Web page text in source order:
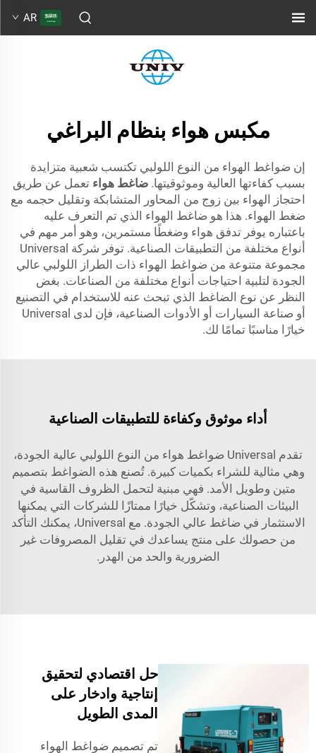
AR
مكبس هواء بنظام البراغي
إن ضواغط الهواء من النوع اللولبي تكتسب شعبية متزايدة
بسبب كفاءتها العالية وموثوقيتها. ضاغط هواء تعمل عن طريق
احتجاز الهواء بين زوج من المحاور المتشابكة وتقليل حجمه مع
ضغط الهواء. هذا هو ضاغط الهواء الذي تم التعرف عليه
باعتباره يوفر تدفق هواء وضغطًا مستمرين، وهو أمر مهم في
أنواع مختلفة من التطبيقات الصناعية. توفر شركة Universal
مجموعة متنوعة من ضواغط الهواء ذات الطراز اللولبي عالي
الجودة لتلبية احتياجات أنواع مختلفة من الصناعات. بغض
النظر عن نوع الضاغط الذي تبحث عنه للاستخدام في التصنيع
أو صناعة السيارات أو الأدوات الصناعية، فإن لدى Universal
خيارًا مناسبًا تمامًا لك.
أداء موثوق وكفاءة للتطبيقات الصناعية
تقدم Universal ضواغط هواء من النوع اللولبي عالية الجودة،
وهي مثالية للشراء بكميات كبيرة. تُصنع هذه الضواغط بتصميم
متين وطويل الأمد. فهي مبنية لتحمل الظروف القاسية في
البيئات الصناعية، وتشكّل خيارًا ممتازًا للشركات التي يمكنها
الاستثمار في ضاغط عالي الجودة. مع Universal، يمكنك التأكد
من حصولك على منتج يساعدك في تقليل المصروفات غير
الضرورية والحد من الهدر.
حل اقتصادي لتحقيق
إنتاجية وادخار على
المدى الطويل
تم تصميم ضواغط الهواء